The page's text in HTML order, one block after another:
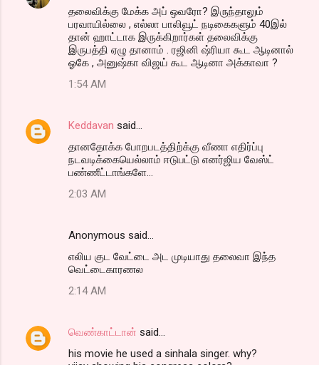
தலைவிக்கு மேக்க அப் ஒவரோ? இருந்தாலும்
பரவாயில்லை , எல்லா பாலிவூட் நடிகைகளும் 40இல்
தான் ஹாட்டாக இருக்கிறார்கள் தலைவிக்கு
இருபத்தி ஏழு தானாம் . ரஜினி ஷ்ரியா கூட ஆடினால்
ஓகே , அனுஷ்கா விஜய் கூட ஆடினா அக்காவா ?
1:54 AM
Keddavan said…
தானதோக்க போறபடத்திற்க்கு வீணா எதிர்ப்பு
நடவடிக்கையெல்லாம் ஈடுபட்டு எனர்ஜிய வேஸ்ட்
பண்ணீட்டாங்களே...
2:03 AM
Anonymous said…
எலிய குட வேட்டை அட முடியாது தலைவா இந்த
வெட்டைகாரணல
2:14 AM
வெண்காட்டான் said…
his movie he used a sinhala singer. why?